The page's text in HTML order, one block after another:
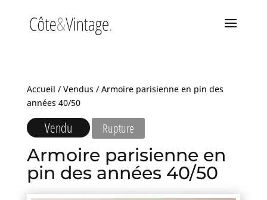
Accueil / Vendus/ Armoire parisienne en pin des
années 40/50
Vendu Rupture
Armoire parisienne en
pin des années 40/50